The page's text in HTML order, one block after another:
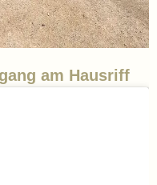
am Hausriff